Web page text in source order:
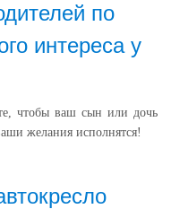
по
интереса у
чтобы ваш сын или дочь
желания исполнятся!